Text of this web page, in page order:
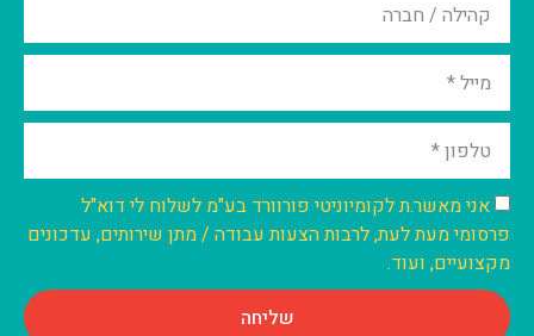
אני מאשר.ת לקומיוניטי פורוורד בע"מ לשלוח לי דוא"ל
פרסומי מעת לעת, לרבות הצעות עבודה / מתן שירותים, עדכונים
מקצועיים, ועוד.
שליחה